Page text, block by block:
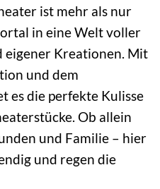
ist mehr als nur
in eine Welt voller
eigener Kreationen. Mit
und dem
es die perfekte Kulisse
Ob allein
und Familie – hier
und regen die